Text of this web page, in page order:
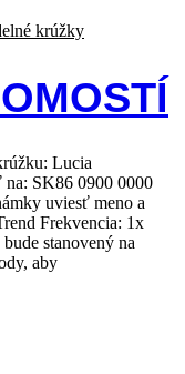
krúžky
Lucia
SK86 0900 0000
uviesť meno a
Frekvencia: 1x
stanovený na
aby